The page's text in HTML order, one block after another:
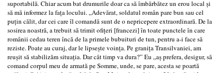
suportabilă. Chiar acum bat drumurile doar ca să îmbărbătez un erou local şi
să mă informez la faţa locului. „Adevărat, soldatul român pare bun sau cel
puţin călit, dar cei care îl comandă sunt de o nepricepere extraordinară. De la
sosirea noastră, a trebuit să trimit ofiţeri [francezi] în toate punctele în care
românii cedau teren încă de la primele bubuituri de tun, pentru a-i face să
reziste. Poate au curaj, dar le lipseşte voinţa. Pe graniţa Transilvaniei, am
reuşit să stabilizăm situaţia. Dar cât timp va dura?” Eu „aş prefera, desigur, să
comand corpul meu de armată pe Somme, unde, se pare, acesta se poartă